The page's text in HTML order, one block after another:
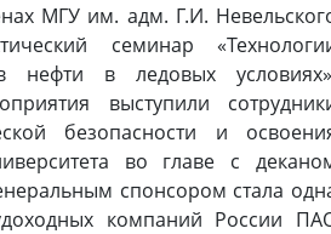
МГУ им. адм. Г.И.
семинар
нефти в ледовых
выступили
безопасности и
во главе с
спонсором стала
компаний России